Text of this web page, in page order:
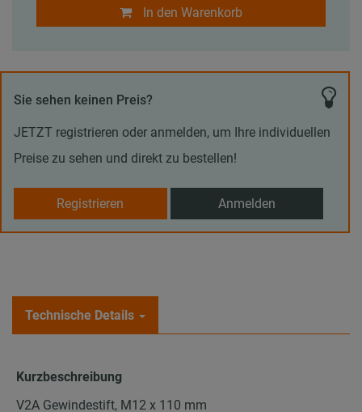
In den Warenkorb
Sie sehen keinen Preis?
JETZT registrieren oder anmelden, um Ihre individuellen
Preise zu sehen und direkt zu bestellen!
Registrieren Anmelden
Technische Details
Kurzbeschreibung
V2A Gewindestift, M12 x 110 mm